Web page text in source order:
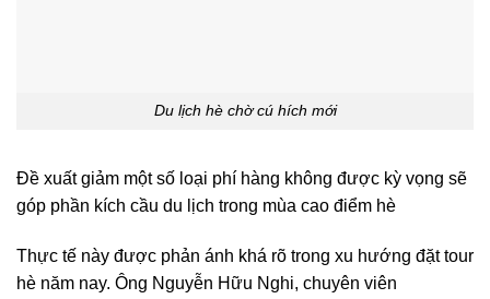
Du lịch hè chờ cú hích mới
Đề xuất giảm một số loại phí hàng không được kỳ vọng sẽ
góp phần kích cầu du lịch trong mùa cao điểm hè
Thực tế này được phản ánh khá rõ trong xu hướng đặt tour
hè năm nay. Ông Nguyễn Hữu Nghi, chuyên viên